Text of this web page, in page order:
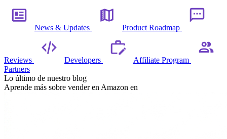
News & Updates Product Roadmap
Reviews Developers
Affiliate Program
Partners
Lo último de nuestro blog
Aprende más sobre vender en Amazon en